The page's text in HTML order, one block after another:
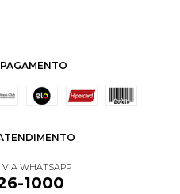
WHATSAPP
1000